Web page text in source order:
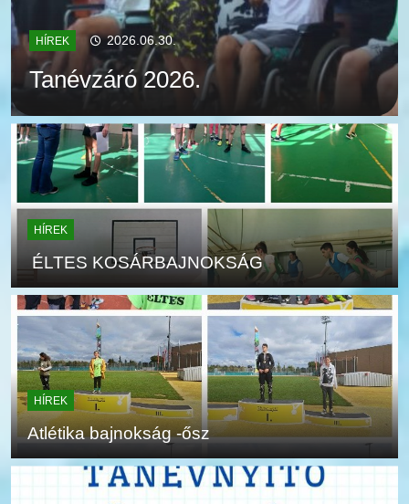
HÍREK 2026.06.30.
Tanévzáró 2026.
HÍREK
ÉLTES KOSÁRBAJNOKSÁG
HÍREK
Atlétika bajnokság -ősz